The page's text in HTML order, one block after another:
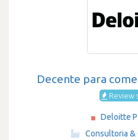
Decente para
Review
Deloitte
·
Consultoria &